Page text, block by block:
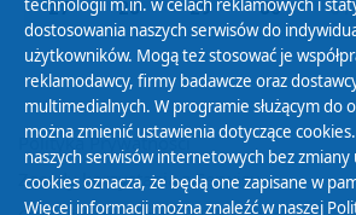
27 28 29 30 01
Polityka Prywatności
Zasady korzystania z Serwisu
technologii m.in. w celach reklamowych i
dostosowania naszych serwisów do
użytkowników. Mogą też stosować je
reklamodawcy, firmy badawcze oraz
multimedialnych. W programie służącym do
można zmienić ustawienia dotyczące
naszych serwisów internetowych bez
cookies oznacza, że będą one zapisane w
Więcej informacji można znaleźć w naszej